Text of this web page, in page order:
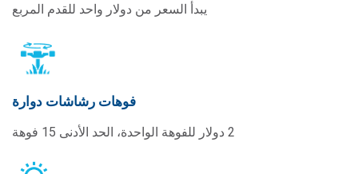
يبدأ السعر من دولار واحد للقدم المربع
فوهات رشاشات دوارة